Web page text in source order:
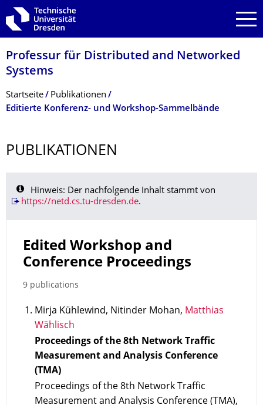
Zur Hauptnavigation springen
Zur Suche springen
Zum Inhalt springen
Professur für Distributed and Networked
Systems
Breadcrumb-Menü
Startseite
Publikationen
Editierte Konferenz- und Workshop-Sammelbände
PUBLIKATIONEN
Hinweis: Der nachfolgende Inhalt stammt von
https://netd.cs.tu-dresden.de.